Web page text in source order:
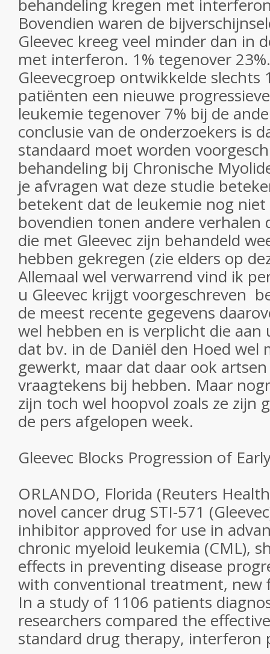
behandeling kregen met
Bovendien waren de
Gleevec kreeg veel minder dan in
met interferon. 1% tegenover
Gleevecgroep ontwikkelde slechts
patiënten een nieuwe
leukemie tegenover 7% bij de
conclusie van de onderzoekers is
standaard moet worden
behandeling bij Chronische
je afvragen wat deze studie
betekent dat de leukemie nog
bovendien tonen andere verhalen
die met Gleevec zijn behandeld
hebben gekregen (zie elders op
Allemaal wel verwarrend vind ik
u Gleevec krijgt voorgeschreven
de meest recente gegevens
wel hebben en is verplicht die aan
dat bv. in de Daniël den Hoed wel
gewerkt, maar dat daar ook
vraagtekens bij hebben. Maar
zijn toch wel hoopvol zoals ze zijn
de pers afgelopen week.
Gleevec Blocks Progression of
ORLANDO, Florida (Reuters
novel cancer drug STI-571
inhibitor approved for use in
chronic myeloid leukemia (CML),
effects in preventing disease
with conventional treatment, new
In a study of 1106 patients
researchers compared the
standard drug therapy, interferon